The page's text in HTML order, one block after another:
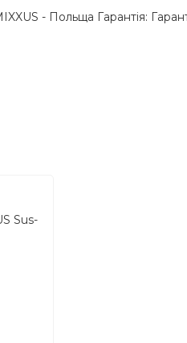
- Польща Гарантія: